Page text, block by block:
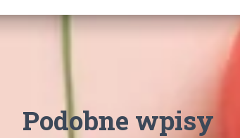
Podobne wpisy